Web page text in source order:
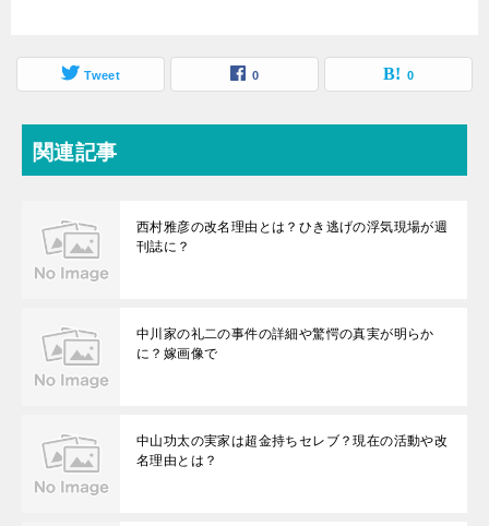
Tweet 0 0
関連記事
西村雅彦の改名理由とは？ひき逃げの浮気現場が週
刊誌に？
中川家の礼二の事件の詳細や驚愕の真実が明らか
に？嫁画像で
中山功太の実家は超金持ちセレブ？現在の活動や改
名理由とは？